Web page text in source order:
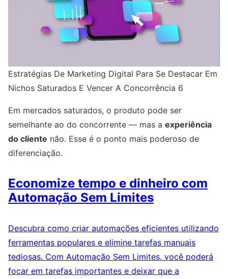
Estratégias De Marketing Digital Para Se Destacar Em
Nichos Saturados E Vencer A Concorrência 6
Em mercados saturados, o produto pode ser
semelhante ao do concorrente — mas a experiência
do cliente não. Esse é o ponto mais poderoso de
diferenciação.
Economize tempo e dinheiro com
Automação Sem Limites
Descubra como criar automações eficientes utilizando
ferramentas populares e elimine tarefas manuais
tediosas. Com Automação Sem Limites, você poderá
focar em tarefas importantes e deixar que a